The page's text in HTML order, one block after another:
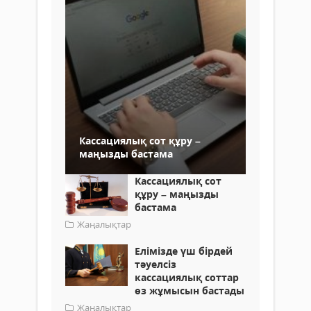
Кассациялық сот құру –
маңызды бастама
Кассациялық сот
құру – маңызды
бастама
Жаңалықтар
Елімізде үш бірдей
тәуелсіз
кассациялық соттар
өз жұмысын бастады
Жаңалықтар